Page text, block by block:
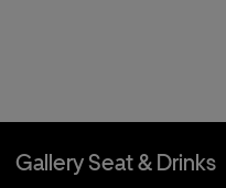
Gallery Seat & Drinks